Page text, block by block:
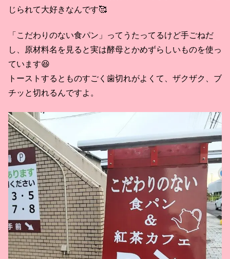
じられて大好きなんです🥰
「こだわりのない食パン」ってうたってるけど手ごねだ
し、原材料名を見ると実は酵母とかめずらしいものを使っ
ています😆
トーストするとものすごく歯切れがよくて、ザクザク、ブ
チッと切れるんですよ。